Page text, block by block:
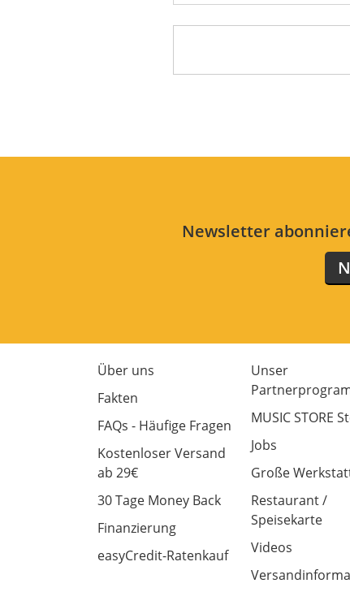
Newsletter
Über uns
Fakten
FAQs - Häufige Fragen
Kostenloser Versand
ab 29€
30 Tage Money Back
Finanzierung
easyCredit-Ratenkauf
Unser
MUSIC STORE
Jobs
Große
Restaurant /
Speisekarte
Videos